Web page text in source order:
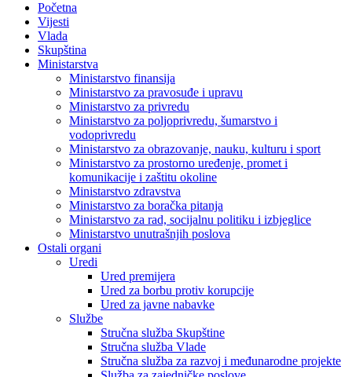
Početna
Vijesti
Vlada
Skupština
Ministarstva
Ministarstvo finansija
Ministarstvo za pravosuđe i upravu
Ministarstvo za privredu
Ministarstvo za poljoprivredu, šumarstvo i
vodoprivredu
Ministarstvo za obrazovanje, nauku, kulturu i sport
Ministarstvo za prostorno uređenje, promet i
komunikacije i zaštitu okoline
Ministarstvo zdravstva
Ministarstvo za boračka pitanja
Ministarstvo za rad, socijalnu politiku i izbjeglice
Ministarstvo unutrašnjih poslova
Ostali organi
Uredi
Ured premijera
Ured za borbu protiv korupcije
Ured za javne nabavke
Službe
Stručna služba Skupštine
Stručna služba Vlade
Stručna služba za razvoj i međunarodne projekte